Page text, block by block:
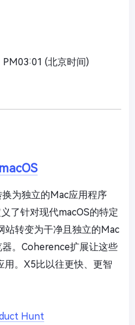
PM03:01 (北京时间)
为独立的Mac应用程序
了针对现代macOS的特定
站转变为干净且独立的Mac
。Coherence扩展让这些
用。X5比以往更快、更智
Hunt